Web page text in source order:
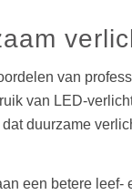
van
van LED-
duurzame
een betere